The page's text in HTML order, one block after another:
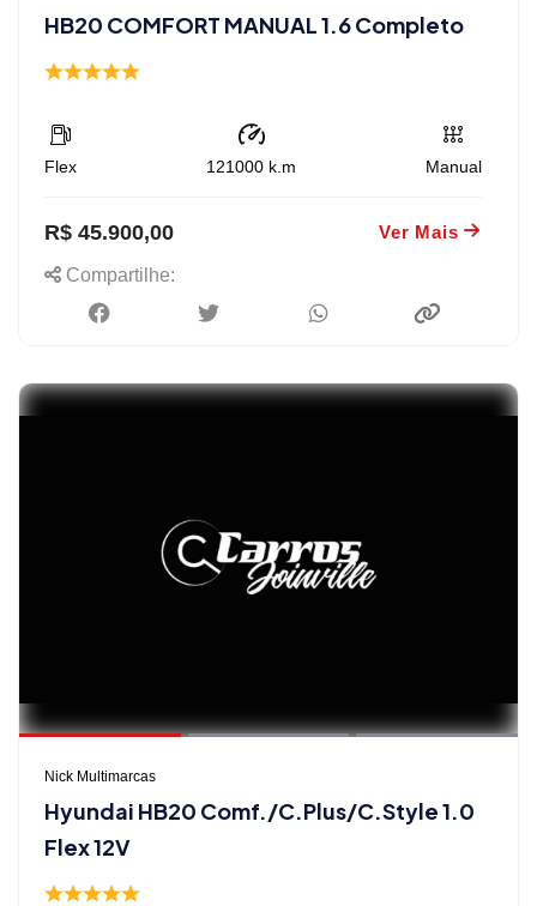
HB20 COMFORT MANUAL 1.6 Completo
Flex 121000 k.m Manual
R$ 45.900,00 Ver Mais
Compartilhe:
Nick Multimarcas
Hyundai HB20 Comf./C.Plus/C.Style 1.0
Flex 12V